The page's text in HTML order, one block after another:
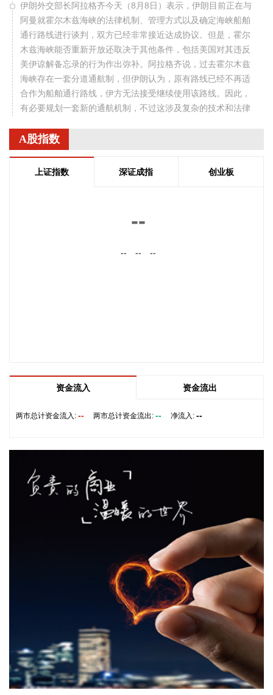
伊朗外交部长阿拉格齐今天（8月8日）表示，伊朗目前正在与
阿曼就霍尔木兹海峡的法律机制、管理方式以及确定海峡船舶
通行路线进行谈判，双方已经非常接近达成协议。但是，霍尔
木兹海峡能否重新开放还取决于其他条件，包括美国对其违反
美伊谅解备忘录的行为作出弥补。阿拉格齐说，过去霍尔木兹
海峡存在一套分道通航制，但伊朗认为，原有路线已经不再适
合作为船舶通行路线，伊方无法接受继续使用该路线。因此，
有必要规划一套新的通航机制，不过这涉及复杂的技术和法律
通航路线最终确定之前，将首先设立一条临时航道，并以此作
为未来正式路线的基础。在这一问题上，伊朗和阿曼两国的军
事部门已根据现有海图展开磋商。待相关谈判完成并形成最终
8月8日，阿维塔07L正式上市，搭载896线双光路图像级激光
董事长王辉在发布会上透露，截至8月8日，华为乾崑智驾里程
总部泛光工程项目。
公司（简称“金科股份”）与重庆通用人工智能研究院在重庆正
式签署全方位合作协议。双方将依托通用人工智能前沿技术，
落地不动产全场景智慧解决方案，合力打造重庆“人工智能+不
动产”产业标杆项目。
当地时间8日凌晨，由共和党控制的美国参议院以50票赞成、
49票反对的投票结果，确认托德·布兰奇担任司法部长。 当地
时间6月8日，美国白宫表示，总统特朗普向美国参议院提交托
德·布兰奇出任司法部长的提名。特朗普4月2日宣布，帕姆·邦
迪不再担任司法部长，由副部长布兰奇代理。
2026-08-08 16:58:19
据“浦东发布”微信公众号消息，上海市文化旅游局介绍，台
风“白海豚”逼近，上海迪士尼、乐高乐园等多家景点已临时闭
园或调整运营时间。
A股指数
上证指数 深证成指 创业板
--
-- -- --
资金流入 资金流出
两市总计资金流入: -- 两市总计资金流出: -- 净流入: --